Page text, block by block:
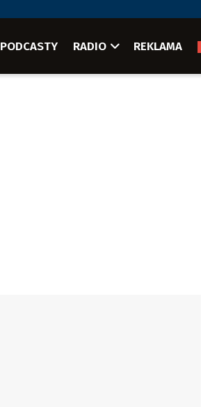
PODCASTY RADIO REKLAMA